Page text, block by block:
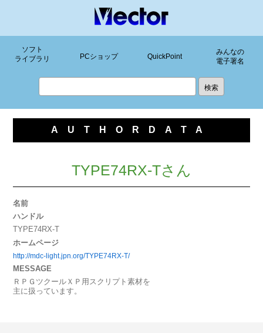
ソフト
ライブラリ
PCショップ QuickPoint
みんなの
電子署名
AUTHORDATA
TYPE74RX-Tさん
名前
ハンドル
TYPE74RX-T
ホームページ
http://mdc-light.jpn.org/TYPE74RX-T/
MESSAGE
ＲＰＧツクールＸＰ用スクリプト素材を
主に扱っています。